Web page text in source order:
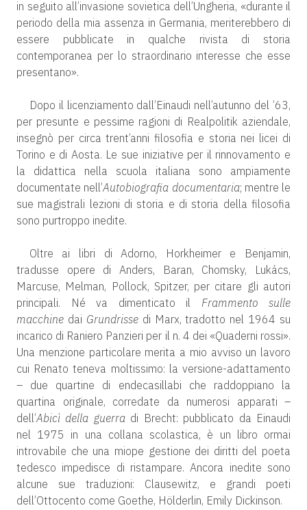
in seguito all’invasione sovietica dell’Ungheria, «durante il
periodo della mia assenza in Germania, meriterebbero di
essere pubblicate in qualche rivista di storia
contemporanea per lo straordinario interesse che esse
presentano».
Dopo il licenziamento dall’Einaudi nell’autunno del ’63,
per presunte e pessime ragioni di Realpolitik aziendale,
insegnò per circa trent’anni filosofia e storia nei licei di
Torino e di Aosta. Le sue iniziative per il rinnovamento e
la didattica nella scuola italiana sono ampiamente
documentate nell’Autobiografia documentaria; mentre le
sue magistrali lezioni di storia e di storia della filosofia
sono purtroppo inedite.
Oltre ai libri di Adorno, Horkheimer e Benjamin,
tradusse opere di Anders, Baran, Chomsky, Lukács,
Marcuse, Melman, Pollock, Spitzer, per citare gli autori
principali. Né va dimenticato il Frammento sulle
macchine dai Grundrissedi Marx, tradotto nel 1964 su
incarico di Raniero Panzieri per il n. 4 dei «Quaderni rossi».
Una menzione particolare merita a mio avviso un lavoro
cui Renato teneva moltissimo: la versione-adattamento
– due quartine di endecasillabi che raddoppiano la
quartina originale, corredate da numerosi apparati –
dell’Abicì della guerradi Brecht: pubblicato da Einaudi
nel 1975 in una collana scolastica, è un libro ormai
introvabile che una miope gestione dei diritti del poeta
tedesco impedisce di ristampare. Ancora inedite sono
alcune sue traduzioni: Clausewitz, e grandi poeti
dell’Ottocento come Goethe, Hölderlin, Emily Dickinson.